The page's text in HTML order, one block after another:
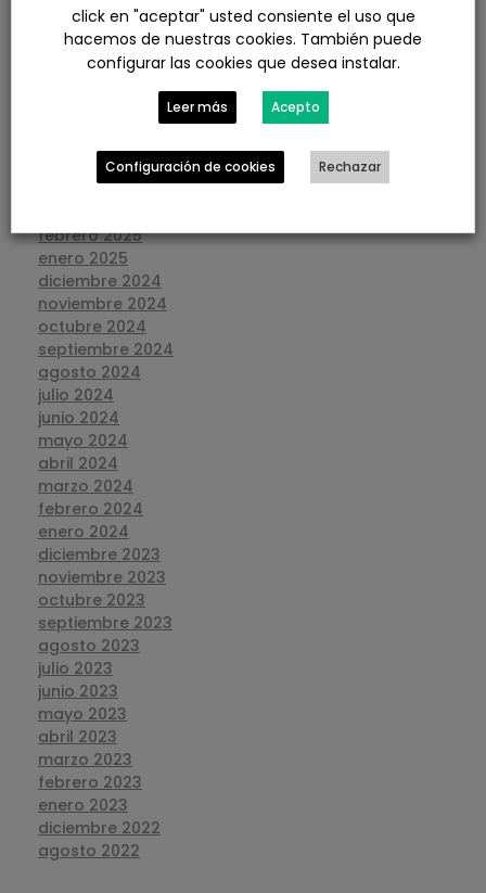
diciembre 2025
noviembre 2025
octubre 2025
septiembre 2025
mayo 2025
abril 2025
febrero 2025
enero 2025
diciembre 2024
noviembre 2024
octubre 2024
septiembre 2024
agosto 2024
julio 2024
junio 2024
mayo 2024
abril 2024
marzo 2024
febrero 2024
enero 2024
diciembre 2023
noviembre 2023
octubre 2023
septiembre 2023
agosto 2023
julio 2023
junio 2023
mayo 2023
abril 2023
marzo 2023
febrero 2023
enero 2023
diciembre 2022
agosto 2022
click en "aceptar" usted consiente el uso que
hacemos de nuestras cookies. También puede
configurar las cookies que desea instalar.
Leer más Acepto
Configuración de cookies Rechazar